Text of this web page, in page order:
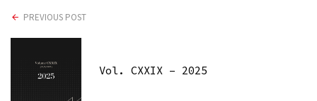
PREVIOUS POST
Vol. CXXIX – 2025